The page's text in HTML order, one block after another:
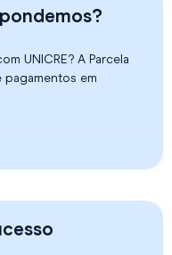
UNICRE? A Parcela
pagamentos em